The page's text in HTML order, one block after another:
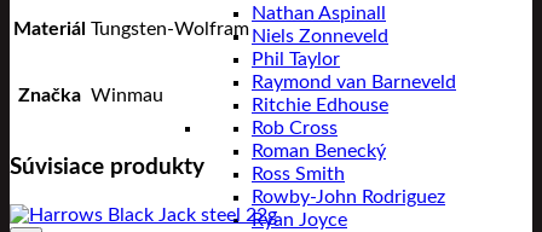
Nathan Aspinall
Niels Zonneveld
Phil Taylor
Raymond van Barneveld
Ritchie Edhouse
Rob Cross
Roman Benecký
Ross Smith
Rowby-John Rodriguez
Ryan Joyce
Materiál Tungsten-Wolfram
Značka Winmau
Súvisiace produkty